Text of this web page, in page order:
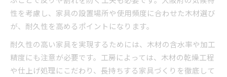
性を考慮し、家具の設置場所や使用頻度に合わせた木材選び
が、耐久性を高めるポイントになります。
耐久性の高い家具を実現するためには、木材の含水率や加工
精度にも注意が必要です。工房によっては、木材の乾燥工程
や仕上げ処理にこだわり、長持ちする家具づくりを徹底して